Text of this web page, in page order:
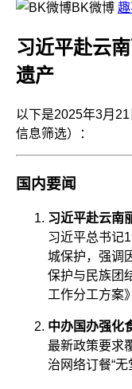
BK微博
习近平赴云
遗产
以下是2025年3月
信息筛选）：
国内要闻
习近平赴云南
习近平总书记
城保护，强调
保护与民族团
工作分工方案
中办国办强化
最新政策要求
治网络订餐“